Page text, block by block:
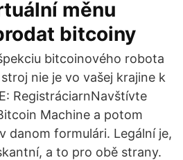
měnu
bitcoiny
bitcoinového robota
nie je vo vašej krajine k
RegistráciarnNavštívte
Machine a potom
danom formulári. Legální je,
a to pro obě strany.